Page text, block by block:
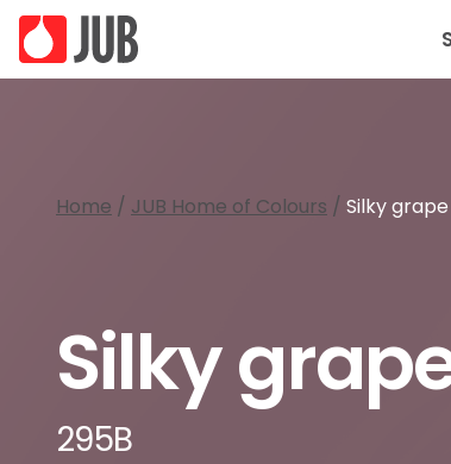
Home / JUB Home of Colours / Silky grape
Silky
295B